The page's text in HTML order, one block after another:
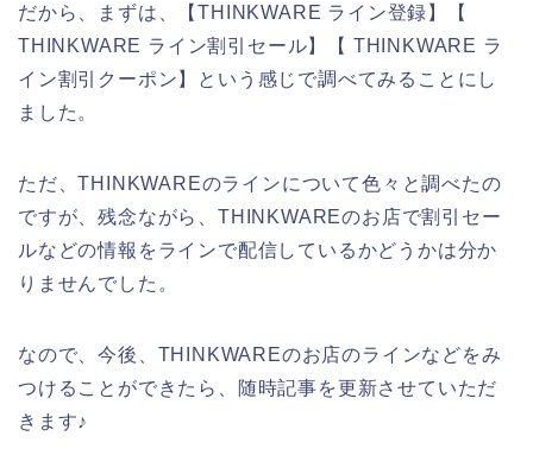
だから、まずは、【THINKWARE ライン登録】【
THINKWARE ライン割引セール】【 THINKWARE ラ
イン割引クーポン】という感じで調べてみることにし
ました。
ただ、THINKWAREのラインについて色々と調べたの
ですが、残念ながら、THINKWAREのお店で割引セー
ルなどの情報をラインで配信しているかどうかは分か
りませんでした。
なので、今後、THINKWAREのお店のラインなどをみ
つけることができたら、随時記事を更新させていただ
きます♪